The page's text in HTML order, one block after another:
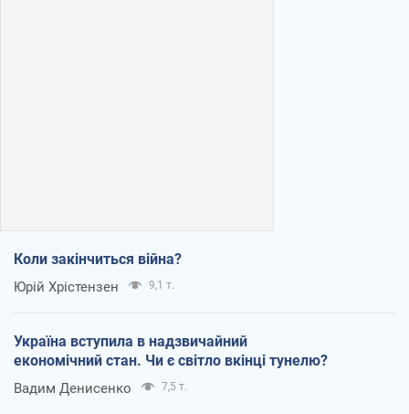
Коли закінчиться війна?
Юрій Хрістензен 9,1 т.
Україна вступила в надзвичайний
економічний стан. Чи є світло вкінці тунелю?
Вадим Денисенко 7,5 т.